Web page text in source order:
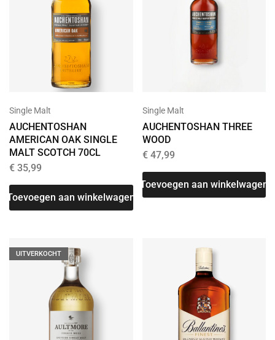
Single Malt
AUCHENTOSHAN
AMERICAN OAK SINGLE
MALT SCOTCH 70CL
€ 35,99
Toevoegen aan winkelwagen
Single Malt
AUCHENTOSHAN THREE
WOOD
€47,99
Toevoegen aan winkelwagen
UITVERKOCHT